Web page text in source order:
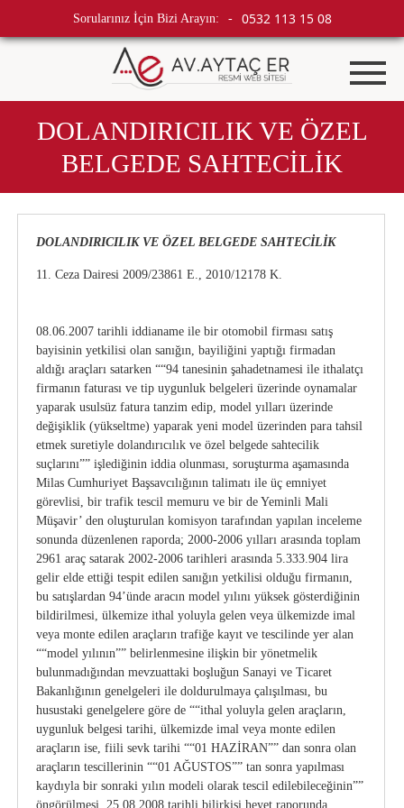
Sorularınız İçin Bizi Arayın: - 0532 113 15 08
DOLANDIRICILIK VE ÖZEL
BELGEDE SAHTECİLİK
DOLANDIRICILIK VE ÖZEL BELGEDE SAHTECİLİK
11. Ceza Dairesi 2009/23861 E., 2010/12178 K.
08.06.2007 tarihli iddianame ile bir otomobil firması satış
bayisinin yetkilisi olan sanığın, bayiliğini yaptığı firmadan
aldığı araçları satarken ““94 tanesinin şahadetnamesi ile ithalatçı
firmanın faturası ve tip uygunluk belgeleri üzerinde oynamalar
yaparak usulsüz fatura tanzim edip, model yılları üzerinde
değişiklik (yükseltme) yaparak yeni model üzerinden para tahsil
etmek suretiyle dolandırıcılık ve özel belgede sahtecilik
suçlarını”” işlediğinin iddia olunması, soruşturma aşamasında
Milas Cumhuriyet Başsavcılığının talimatı ile üç emniyet
görevlisi, bir trafik tescil memuru ve bir de Yeminli Mali
Müşavir’ den oluşturulan komisyon tarafından yapılan inceleme
sonunda düzenlenen raporda; 2000-2006 yılları arasında toplam
2961 araç satarak 2002-2006 tarihleri arasında 5.333.904 lira
gelir elde ettiği tespit edilen sanığın yetkilisi olduğu firmanın,
bu satışlardan 94’ünde aracın model yılını yüksek gösterdiğinin
bildirilmesi, ülkemize ithal yoluyla gelen veya ülkemizde imal
veya monte edilen araçların trafiğe kayıt ve tescilinde yer alan
““model yılının”” belirlenmesine ilişkin bir yönetmelik
bulunmadığından mevzuattaki boşluğun Sanayi ve Ticaret
Bakanlığının genelgeleri ile doldurulmaya çalışılması, bu
husustaki genelgelere göre de ““ithal yoluyla gelen araçların,
uygunluk belgesi tarihi, ülkemizde imal veya monte edilen
araçların ise, fiili sevk tarihi ““01 HAZİRAN”” dan sonra olan
araçların tescillerinin ““01 AĞUSTOS”” tan sonra yapılması
kaydıyla bir sonraki yılın modeli olarak tescil edilebileceğinin””
öngörülmesi, 25.08.2008 tarihli bilirkişi heyet raporunda,